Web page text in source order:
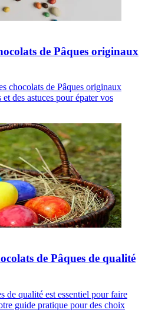
de Pâques originaux
chocolats de Pâques originaux
des astuces pour épater vos
de Pâques de qualité
de qualité est essentiel pour faire
guide pratique pour des choix